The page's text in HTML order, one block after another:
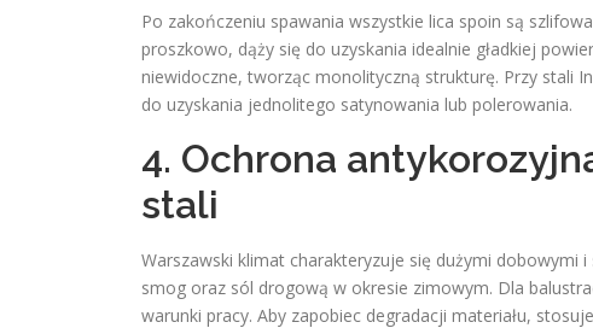
Po zakończeniu spawania wszystkie lica spoin są
proszkowo, dąży się do uzyskania idealnie gładkiej
niewidoczne, tworząc monolityczną strukturę. Przy stali
do uzyskania jednolitego satynowania lub polerowania.
4. Ochrona
stali
Warszawski klimat charakteryzuje się dużymi
smog oraz sól drogową w okresie zimowym. Dla
warunki pracy. Aby zapobiec degradacji materiału,